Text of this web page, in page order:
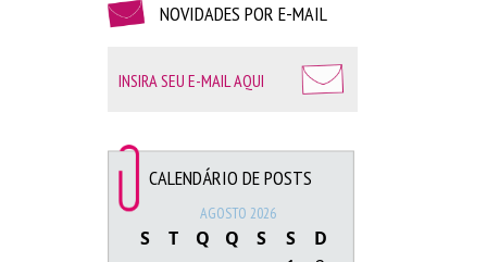
NOVIDADES POR E-MAIL
CALENDÁRIO DE POSTS
AGOSTO 2026
S T Q Q S S
D